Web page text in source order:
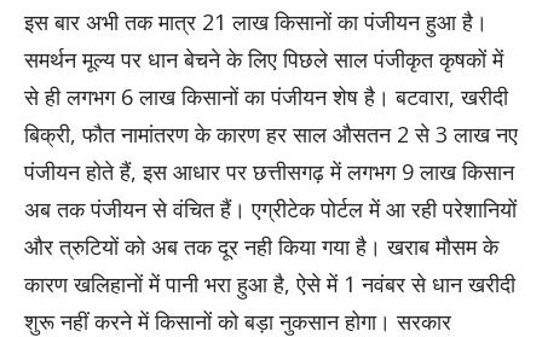
इस बार अभी तक मात्र 21 लाख किसानों का पंजीयन हुआ है।
समर्थन मूल्य पर धान बेचने के लिए पिछले साल पंजीकृत कृषकों में
से ही लगभग 6 लाख किसानों का पंजीयन शेष है। बटवारा, खरीदी
बिक्री, फौत नामांतरण के कारण हर साल औसतन 2 से 3 लाख नए
पंजीयन होते हैं, इस आधार पर छत्तीसगढ़ में लगभग 9 लाख किसान
अब तक पंजीयन से वंचित हैं। एग्रीटेक पोर्टल में आ रही परेशानियों
और त्रुटियों को अब तक दूर नही किया गया है। खराब मौसम के
कारण खलिहानों में पानी भरा हुआ है, ऐसे में 1 नवंबर से धान खरीदी
शुरू नहीं करने में किसानों को बड़ा नुकसान होगा। सरकार